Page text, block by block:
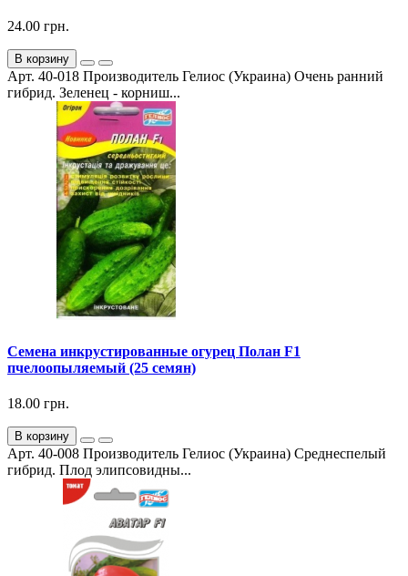
24.00 грн.
В корзину
Арт. 40-018 Производитель Гелиос (Украина) Очень ранний
гибрид. Зеленец - корниш...
Семена инкрустированные огурец Полан F1
пчелоопыляемый (25 семян)
18.00 грн.
В корзину
Арт. 40-008 Производитель Гелиос (Украина) Среднеспелый
гибрид. Плод элипсовидны...